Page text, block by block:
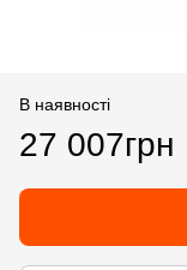
В наявності
27 007грн